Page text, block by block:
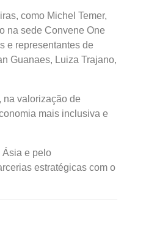
como Michel Temer,
na sede Convene One
e representantes de
Guanaes, Luiza Trajano,
na valorização de
mais inclusiva e
Ásia e pelo
estratégicas com o